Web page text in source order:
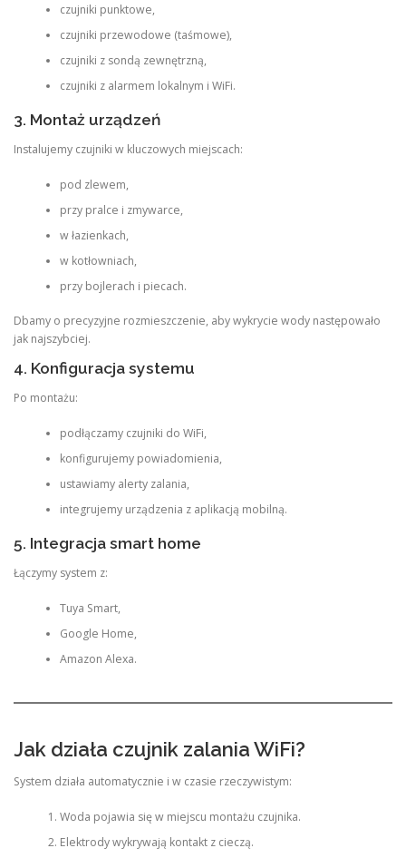
czujniki punktowe,
czujniki przewodowe (taśmowe),
czujniki z sondą zewnętrzną,
czujniki z alarmem lokalnym i WiFi.
3. Montaż urządzeń
Instalujemy czujniki w kluczowych miejscach:
pod zlewem,
przy pralce i zmywarce,
w łazienkach,
w kotłowniach,
przy bojlerach i piecach.
Dbamy o precyzyjne rozmieszczenie, aby wykrycie wody następowało
jak najszybciej.
4. Konfiguracja systemu
Po montażu:
podłączamy czujniki do WiFi,
konfigurujemy powiadomienia,
ustawiamy alerty zalania,
integrujemy urządzenia z aplikacją mobilną.
5. Integracja smart home
Łączymy system z:
Tuya Smart,
Google Home,
Amazon Alexa.
Jak działa czujnik zalania WiFi?
System działa automatycznie i w czasie rzeczywistym:
Woda pojawia się w miejscu montażu czujnika.
Elektrody wykrywają kontakt z cieczą.